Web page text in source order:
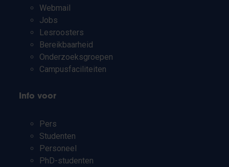
Webmail
Jobs
Lesroosters
Bereikbaarheid
Onderzoeksgroepen
Campusfaciliteiten
Info voor
Pers
Studenten
Personeel
PhD-studenten